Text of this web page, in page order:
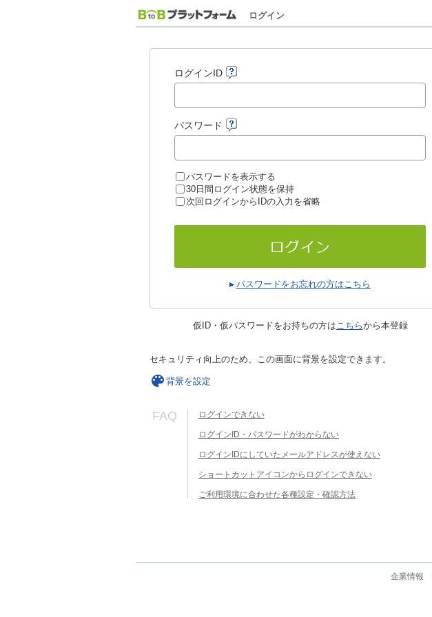
ログイン
ログインID
パスワード
パスワードを表示する
30日間ログイン状態を保持
次回ログインからIDの入力を省略
パスワードをお忘れの方はこちら
仮ID・仮パスワードをお持ちの方はこちらから本登録
セキュリティ向上のため、この画面に背景を設定できます。
背景を設定
FAQ ログインできない
ログインID・パスワードがわからない
ログインIDにしていたメールアドレスが使えない
ショートカットアイコンからログインできない
ご利用環境に合わせた各種設定・確認方法
企業情報